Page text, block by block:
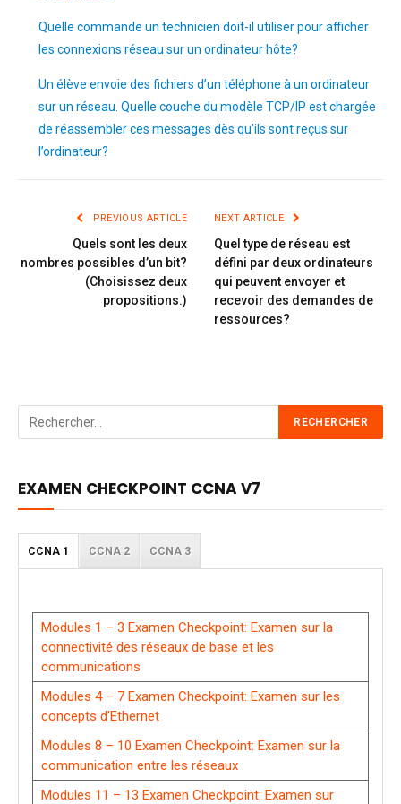
Quelle commande un technicien doit-il utiliser pour afficher
les connexions réseau sur un ordinateur hôte?
Un élève envoie des fichiers d’un téléphone à un ordinateur
sur un réseau. Quelle couche du modèle TCP/IP est chargée
de réassembler ces messages dès qu’ils sont reçus sur
l’ordinateur?
PREVIOUS ARTICLE
Quels sont les deux
nombres possibles d’un bit?
(Choisissez deux
propositions.)
NEXT ARTICLE
Quel type de réseau est
défini par deux ordinateurs
qui peuvent envoyer et
recevoir des demandes de
ressources?
EXAMEN CHECKPOINT CCNA V7
CCNA 1 CCNA 2 CCNA 3
Modules 1 – 3 Examen Checkpoint: Examen sur la
connectivité des réseaux de base et les
communications
Modules 4 – 7 Examen Checkpoint: Examen sur les
concepts d’Ethernet
Modules 8 – 10 Examen Checkpoint: Examen sur la
communication entre les réseaux
Modules 11 – 13 Examen Checkpoint: Examen sur